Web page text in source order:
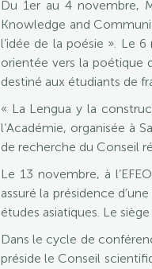
Du 1er au 4 novembre,
Knowledge and
l’idée de la poésie ». Le
orientée vers la poétique
destiné aux étudiants de
« La Lengua y la
l’Académie, organisée à
de recherche du Conseil
Le 13 novembre, à
assuré la présidence
études asiatiques. Le
Dans le cycle de
préside le Conseil